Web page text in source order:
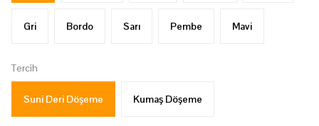
Gri Bordo Sarı Pembe Mavi
Tercih
Suni Deri Döşeme Kumaş Döşeme